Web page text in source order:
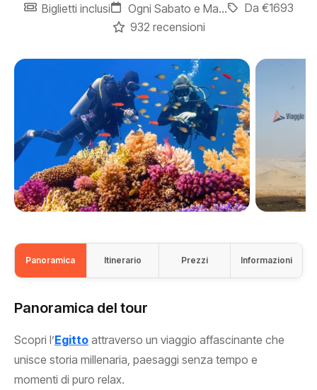
Biglietti inclusi
Ogni Sabato e Martedì
Da €1693
932 recensioni
Panoramica Itinerario Prezzi Informazioni
Panoramica del tour
Scopri l’Egitto attraverso un viaggio affascinante che
unisce storia millenaria, paesaggi senza tempo e
momenti di puro relax.